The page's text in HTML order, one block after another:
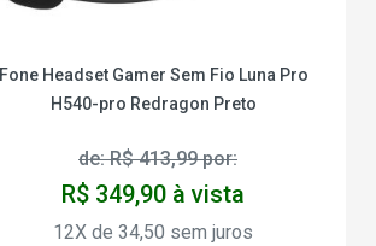
Fone Headset Gamer Sem Fio Luna Pro
H540-pro Redragon Preto
de: R$ 413,99 por:
R$ 349,90 à vista
12X de 34,50 sem juros